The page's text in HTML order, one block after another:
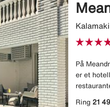
På
er et
Ring 21